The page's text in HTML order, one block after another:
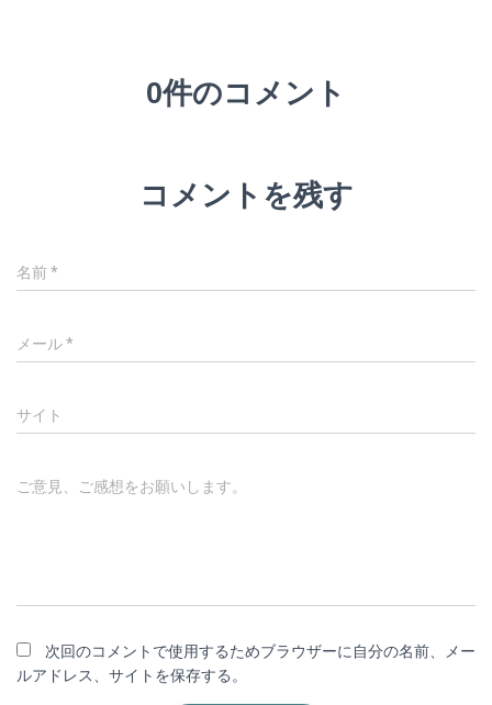
0件のコメント
コメントを残す
名前*
メール*
サイト
ご意見、ご感想をお願いします。
次回のコメントで使用するためブラウザーに自分の名前、メー
ルアドレス、サイトを保存する。